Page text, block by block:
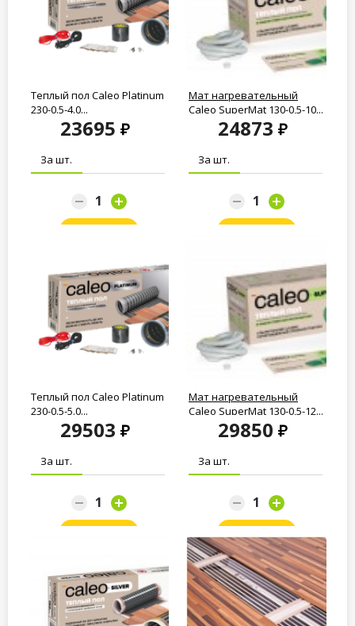
Теплый пол Caleo Platinum
230-0.5-4.0...
23695
За шт.
Заказать
Мат нагревательный
Caleo SuperMat 130-0,5-10...
24873
За шт.
Заказать
Теплый пол Caleo Platinum
230-0.5-5.0...
29503
За шт.
Заказать
Мат нагревательный
Caleo SuperMat 130-0,5-12...
29850
За шт.
Заказать